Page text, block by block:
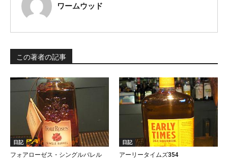
ワームウッド
この著者の記事
日記
フォアローゼス・シングルバレル
日記
アーリータイムズ354